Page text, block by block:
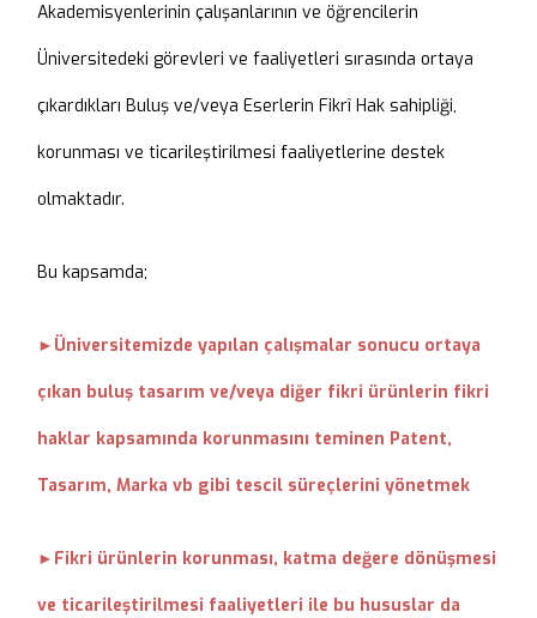
Akademisyenlerinin çalışanlarının ve öğrencilerin
Üniversitedeki görevleri ve faaliyetleri sırasında ortaya
çıkardıkları Buluş ve/veya Eserlerin Fikrî Hak sahipliği,
korunması ve ticarileştirilmesi faaliyetlerine destek
olmaktadır.
Bu kapsamda;
►Üniversitemizde yapılan çalışmalar sonucu ortaya
çıkan buluş tasarım ve/veya diğer fikri ürünlerin fikri
haklar kapsamında korunmasını teminen Patent,
Tasarım, Marka vb gibi tescil süreçlerini yönetmek
► Fikri ürünlerin korunması, katma değere dönüşmesi
ve ticarileştirilmesi faaliyetleri ile bu hususlar da